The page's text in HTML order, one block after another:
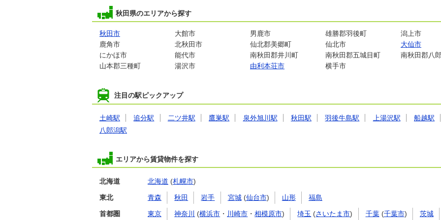
秋田県のエリアから探す
秋田市 大館市 男鹿市 雄勝郡羽後町
潟上市
鹿角市
北秋田市 仙北郡美郷町 仙北市
大仙市
にかほ市
能代市 南秋田郡井川町 南秋田郡五城目町
南秋田郡八
山本郡三種町
湯沢市 由利本荘市 横手市
注目の駅ピックアップ
土崎駅 追分駅 二ツ井駅 鷹巣駅 泉外旭川駅 秋田駅 羽後牛島駅 上湯沢駅
船越駅
八郎潟駅
エリアから賃貸物件を探す
北海道 北海道 (札幌市)
東北 青森 秋田 岩手 宮城(仙台市) 山形 福島
首都圏 東京 神奈川 (横浜市 ・ 川崎市 ・相模原市) 埼玉 (さいたま市) 千葉(千葉市) 茨城